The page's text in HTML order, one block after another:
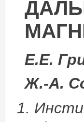
Е.Е.
Ж.-А.